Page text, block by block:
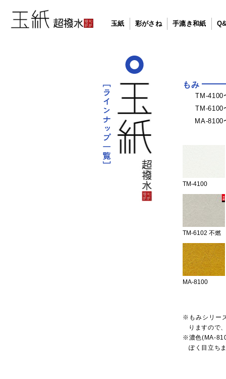
玉紙 彩がさね 手漉き和紙
もみ
TM-4100
TM-
MA-8100
TM-4100
TM-6102 不燃
MA-8100
※もみシリー
りますので
※濃色(MA-
ぽく目立ち